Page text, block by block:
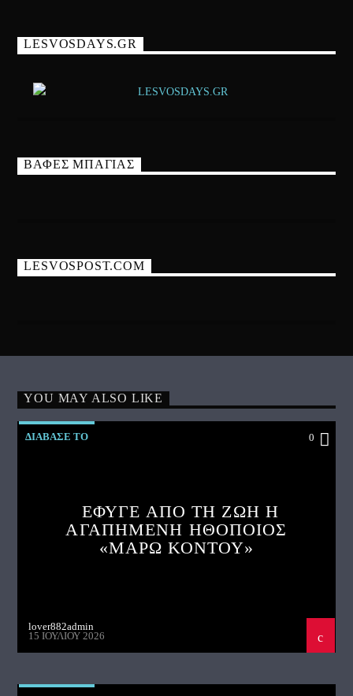
LESVOSDAYS.GR
ΒΑΦΕΣ ΜΠΑΓΙΑΣ
LESVOSPOST.COM
YOU MAY ALSO LIKE
ΔΙΑΒΑΣΕ ΤΟ 0
ΕΦΥΓΕ ΑΠΟ ΤΗ ΖΩΗ Η
ΑΓΑΠΗΜΕΝΗ ΗΘΟΠΟΙΟΣ
«ΜΑΡΩ ΚΟΝΤΟΥ»
lover882admin
15 ΙΟΥΛΊΟΥ 2026